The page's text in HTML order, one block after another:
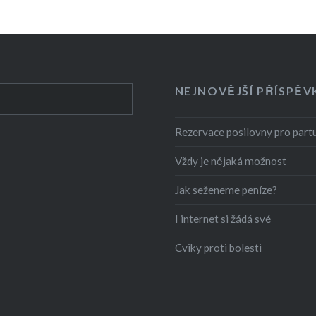
NEJNOVĚJŠÍ
Rezervace posilovny pro
Vždy je nějaká možnost
Jak seženeme peníze?
I internet si žádá své
Cviky proti bolesti